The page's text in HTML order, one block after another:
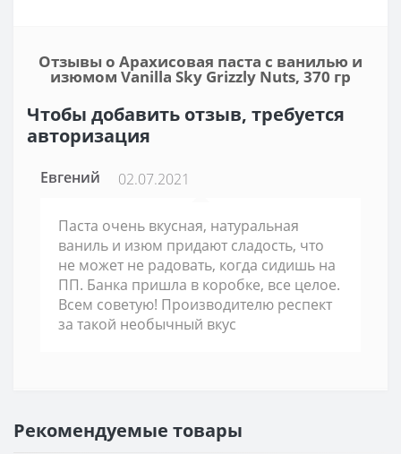
Отзывы о Арахисовая паста с ванилью и
изюмом Vanilla Sky Grizzly Nuts, 370 гр
Чтобы добавить отзыв, требуется
авторизация
Евгений 02.07.2021
Паста очень вкусная, натуральная
ваниль и изюм придают сладость, что
не может не радовать, когда сидишь на
ПП. Банка пришла в коробке, все целое.
Всем советую! Производителю респект
за такой необычный вкус
Рекомендуемые товары